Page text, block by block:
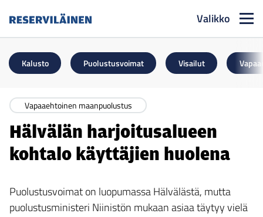
Valikko
Kalusto Puolustusvoimat Visailut
Vapaaehtoinen maanpuolustus
Hälvälän harjoitusalueen
kohtalo käyttäjien huolena
Puolustusvoimat on luopumassa Hälvälästä, mutta
puolustusministeri Niinistön mukaan asiaa täytyy vielä